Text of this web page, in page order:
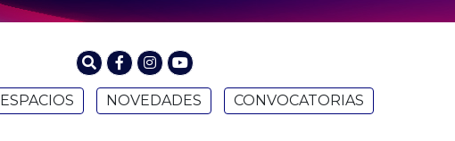
ESPACIOS NOVEDADES CONVOCATORIAS